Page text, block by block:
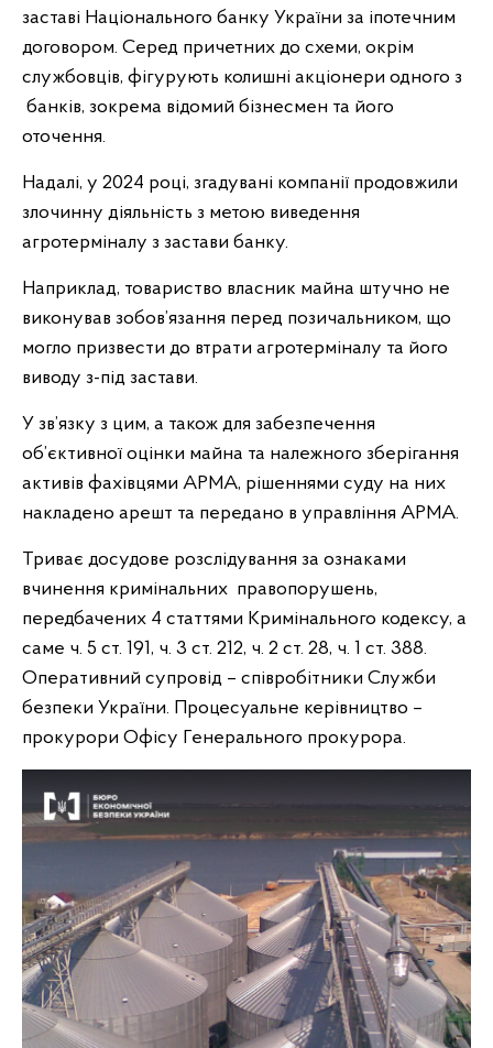
заставі Національного банку України за іпотечним
договором. Серед причетних до схеми, окрім
службовців, фігурують колишні акціонери одного з
банків, зокрема відомий бізнесмен та його
оточення.
Надалі, у 2024 році, згадувані компанії продовжили
злочинну діяльність з метою виведення
агротерміналу з застави банку.
Наприклад, товариство власник майна штучно не
виконував зобов’язання перед позичальником, що
могло призвести до втрати агротерміналу та його
виводу з-під застави.
У зв’язку з цим, а також для забезпечення
об’єктивної оцінки майна та належного зберігання
активів фахівцями АРМА, рішеннями суду на них
накладено арешт та передано в управління АРМА.
Триває досудове розслідування за ознаками
вчинення кримінальних правопорушень,
передбачених 4 статтями Кримінального кодексу, а
саме ч. 5 ст. 191, ч. 3 ст. 212, ч. 2 ст. 28, ч. 1 ст. 388.
Оперативний супровід – співробітники Служби
безпеки України. Процесуальне керівництво –
прокурори Офісу Генерального прокурора.